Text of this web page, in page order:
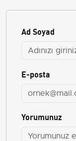
Ad Soyad
E-posta
Yorumunuz